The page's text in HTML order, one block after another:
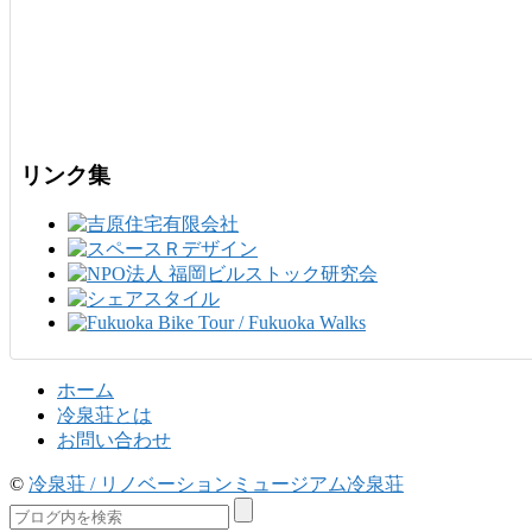
リンク集
ホーム
冷泉荘とは
お問い合わせ
© 冷泉荘 / リノベーションミュージアム冷泉荘